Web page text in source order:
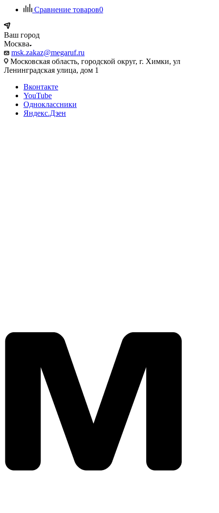
Сравнение товаров0
Ваш город
Москва
msk.zakaz@megaruf.ru
Московская область, городской округ, г. Химки, ул
Ленинградская улица, дом 1
Вконтакте
YouTube
Одноклассники
Яндекс.Дзен